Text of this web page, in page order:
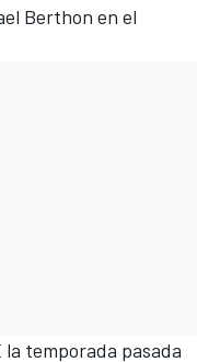
Berthon en el
la temporada pasada